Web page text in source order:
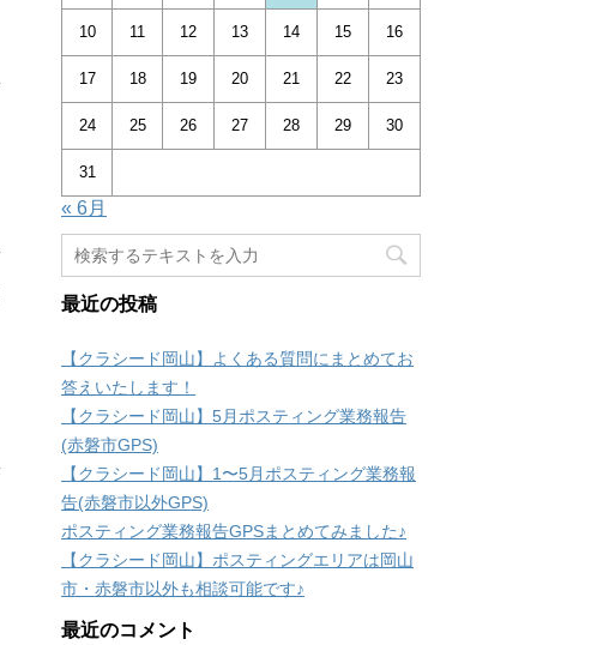
10 11 12 13 14 15 16
17 18 19 20 21 22 23
24 25 26 27 28 29 30
31
« 6月
最近の投稿
【クラシード岡山】よくある質問にまとめてお
答えいたします！
【クラシード岡山】5月ポスティング業務報告
(赤磐市GPS)
【クラシード岡山】1〜5月ポスティング業務報
告(赤磐市以外GPS)
ポスティング業務報告GPSまとめてみました♪
【クラシード岡山】ポスティングエリアは岡山
市・赤磐市以外も相談可能です♪
最近のコメント